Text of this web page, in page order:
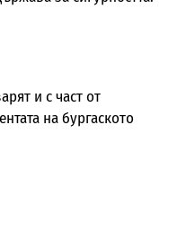
и с част от
на бургаското